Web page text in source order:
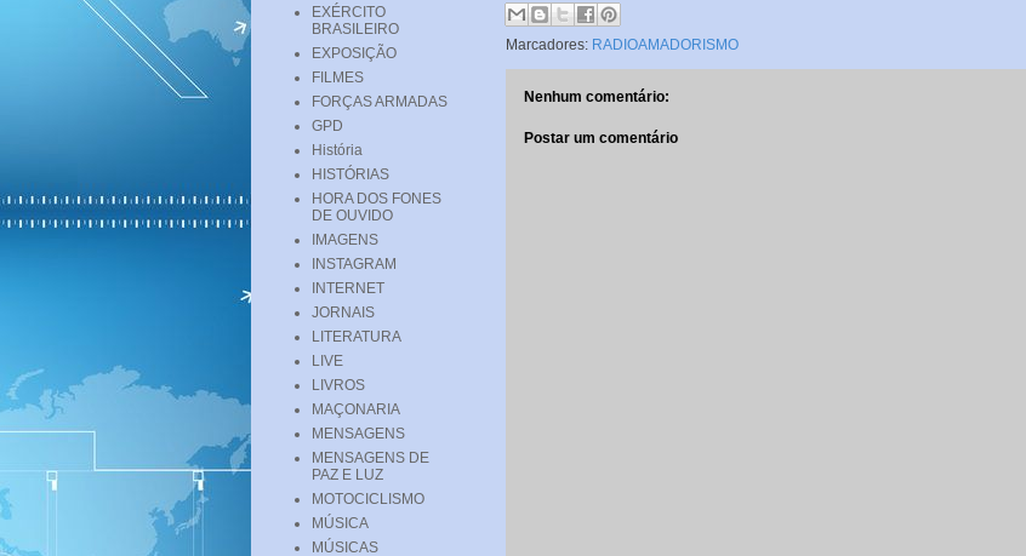
Marcadores: RADIOAMADORISMO
Nenhum comentário:
Postar um comentário
EXÉRCITO
BRASILEIRO
EXPOSIÇÃO
FILMES
FORÇAS ARMADAS
GPD
História
HISTÓRIAS
HORA DOS FONES
DE OUVIDO
IMAGENS
INSTAGRAM
INTERNET
JORNAIS
LITERATURA
LIVE
LIVROS
MAÇONARIA
MENSAGENS
MENSAGENS DE
PAZ E LUZ
MOTOCICLISMO
MÚSICA
MÚSICAS